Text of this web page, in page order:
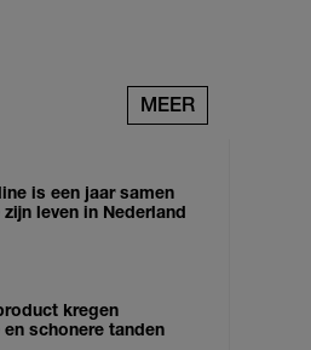
MEER
is een jaar samen
leven in Nederland
kregen
schonere tanden